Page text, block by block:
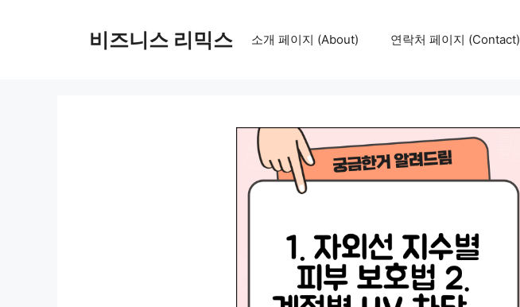
비즈니스 리믹스 소개 페이지 (About) 연락처 페이지 (Contact)